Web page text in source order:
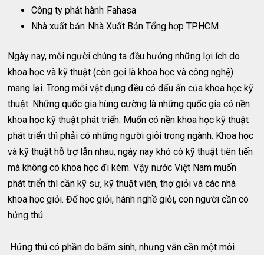
Công ty phát hành Fahasa
Nhà xuất bản Nhà Xuất Bản Tổng hợp TP.HCM
Ngày nay, mỗi người chúng ta đều hưởng những lợi ích do
khoa học và kỹ thuật (còn gọi là khoa học và công nghệ)
mang lại. Trong mỗi vật dụng đều có dấu ấn của khoa học kỹ
thuật. Những quốc gia hùng cường là những quốc gia có nền
khoa học kỹ thuật phát triển. Muốn có nền khoa học kỹ thuật
phát triển thì phải có những người giỏi trong ngành. Khoa học
và kỹ thuật hỗ trợ lẫn nhau, ngày nay khó có kỹ thuật tiên tiến
mà không có khoa học đi kèm. Vậy nước Việt Nam muốn
phát triển thì cần kỹ sư, kỹ thuật viên, thợ giỏi và các nhà
khoa học giỏi. Để học giỏi, hành nghề giỏi, con người cần có
hứng thú.
Hứng thú có phần do bẩm sinh, nhưng vẫn cần một môi